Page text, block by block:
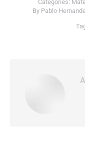
Categories:
By Pablo